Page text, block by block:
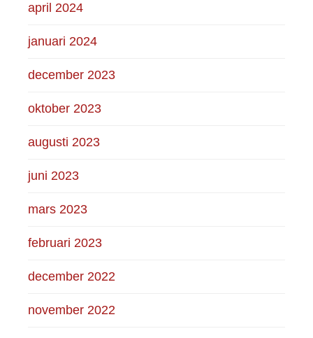
april 2024
januari 2024
december 2023
oktober 2023
augusti 2023
juni 2023
mars 2023
februari 2023
december 2022
november 2022